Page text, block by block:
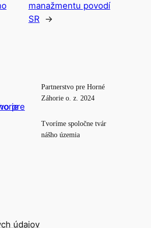
manažmentu povodí
SR
→
Partnerstvo pre Horné
Záhorie o. z. 2024
Tvoríme spoločne tvár
nášho územia
údajov